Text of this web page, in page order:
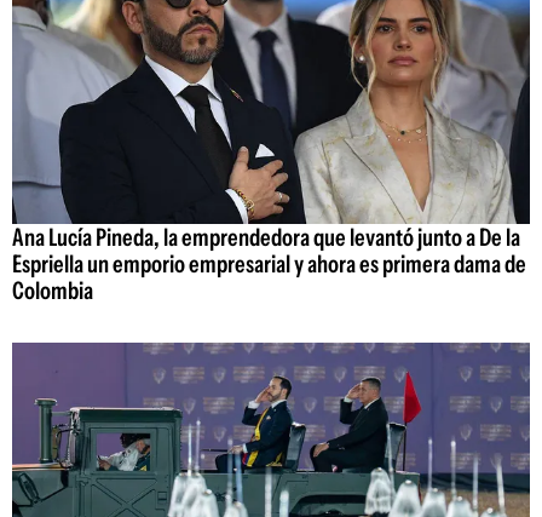
Ana Lucía Pineda, la emprendedora que levantó junto a De la
Espriella un emporio empresarial y ahora es primera dama de
Colombia